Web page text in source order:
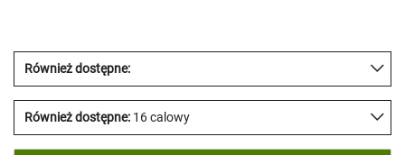
Również dostępne:
Również dostępne: 16 calowy